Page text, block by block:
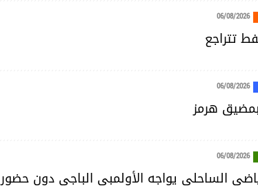
06/08/2026
تتراجع
06/08/2026
بمضيق هرمز
06/08/2026
الساحلي يواجه الأولمبي الباجي دون حضور